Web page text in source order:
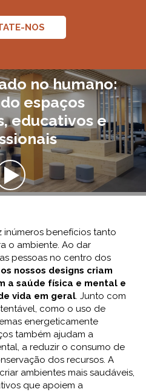
NOS
no humano:
espaços
educativos e
inúmeros benefícios tanto
o ambiente. Ao dar
pessoas no centro dos
os nossos designs criam
a saúde física e mental e
vida em geral. Junto com
como o uso de
energeticamente
também ajudam a
a reduzir o consumo de
dos recursos. A
ambientes mais saudáveis,
que apoiem a